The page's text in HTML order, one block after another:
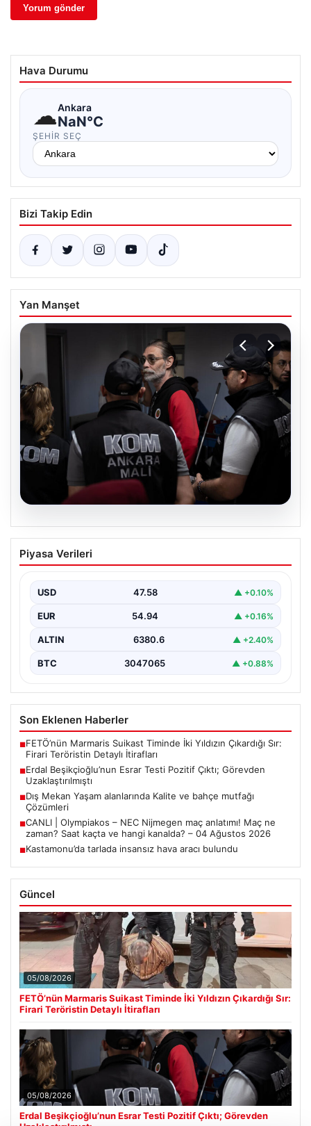
Hava Durumu
☁Ankara
NaN°C
ŞEHIR SEÇ
Bizi Takip Edin
Yan Manşet
05.08.2026
Erdal Beşikçioğlu’nun Esrar Testi Pozitif
Çıktı; Görevden Uzaklaştırılmıştı
rüşvet operasyonu kapsamında tutuklanan Belediye
Başkanı Erdal Beşikçioğlu’nun…
Piyasa Verileri
USD 47.58 ▲ +0.10%
EUR 54.94 ▲ +0.16%
ALTIN 6380.6 ▲ +2.40%
BTC 3047065 ▲ +0.88%
Son Eklenen Haberler
■FETÖ’nün Marmaris Suikast Timinde İki Yıldızın Çıkardığı Sır:
Firari Teröristin Detaylı İtirafları
■Erdal Beşikçioğlu’nun Esrar Testi Pozitif Çıktı; Görevden
Uzaklaştırılmıştı
■Dış Mekan Yaşam alanlarında Kalite ve bahçe mutfağı
Çözümleri
■CANLI | Olympiakos – NEC Nijmegen maç anlatımı! Maç ne
zaman? Saat kaçta ve hangi kanalda? – 04 Ağustos 2026
■Kastamonu’da tarlada insansız hava aracı bulundu
Güncel
05/08/2026
FETÖ’nün Marmaris Suikast Timinde İki Yıldızın Çıkardığı Sır:
Firari Teröristin Detaylı İtirafları
05/08/2026
Erdal Beşikçioğlu’nun Esrar Testi Pozitif Çıktı; Görevden